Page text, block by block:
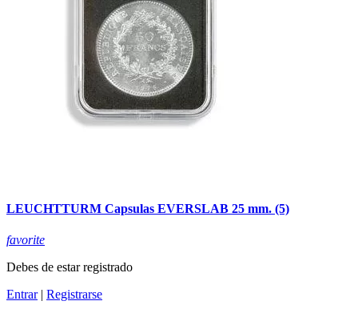
LEUCHTTURM Capsulas EVERSLAB 25 mm. (5)
favorite
Debes de estar registrado
Entrar| Registrarse